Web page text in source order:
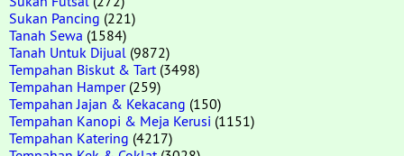
Sukan Pancing (221)
Tanah Sewa (1584)
Tanah Untuk Dijual (9872)
Tempahan Biskut & Tart (3498)
Tempahan Hamper(259)
Tempahan Jajan & Kekacang (150)
Tempahan Kanopi & Meja Kerusi (1151)
Tempahan Katering (4217)